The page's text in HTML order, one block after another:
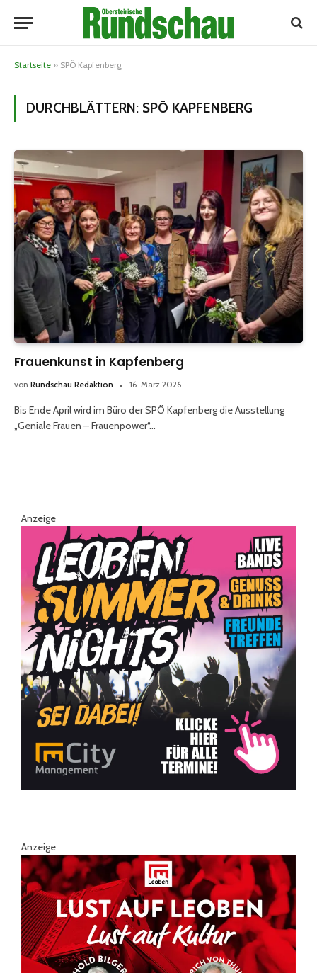
Startseite » SPÖ Kapfenberg
DURCHBLÄTTERN: SPÖ KAPFENBERG
Frauenkunst in Kapfenberg
von Rundschau Redaktion 16. März 2026
Bis Ende April wird im Büro der SPÖ Kapfenberg die Ausstellung
„Geniale Frauen – Frauenpower“…
Anzeige
Anzeige